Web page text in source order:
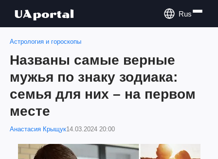
Rus
Астрология и гороскопы
Названы самые верные
мужья по знаку зодиака:
семья для них – на первом
месте
Анастасия Крыщук14.03.2024 20:00